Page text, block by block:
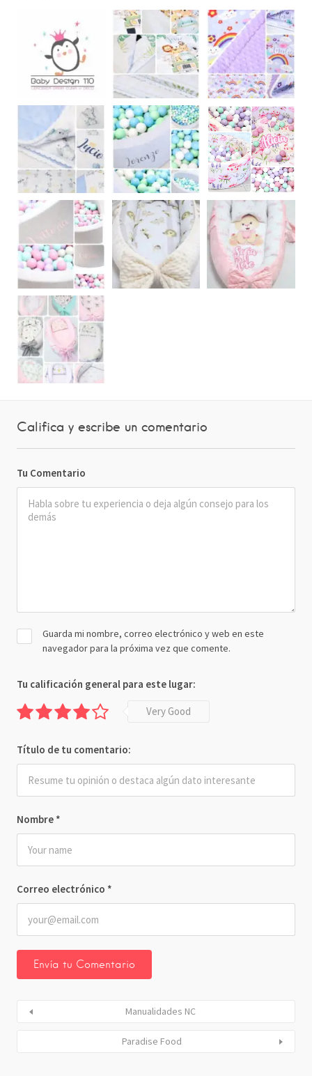
Califica y escribe un comentario
Tu Comentario
Nombre *
Correo electrónico *
Guarda mi nombre, correo electrónico y web en este
navegador para la próxima vez que comente.
Tu calificación general para este lugar:
Very Good
Título de tu comentario:
Manualidades NC
Paradise Food